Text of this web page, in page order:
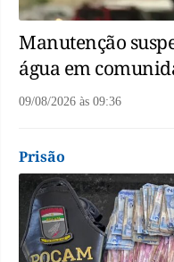
Manutenção
água em
09/08/2026 às 09:36
Prisão